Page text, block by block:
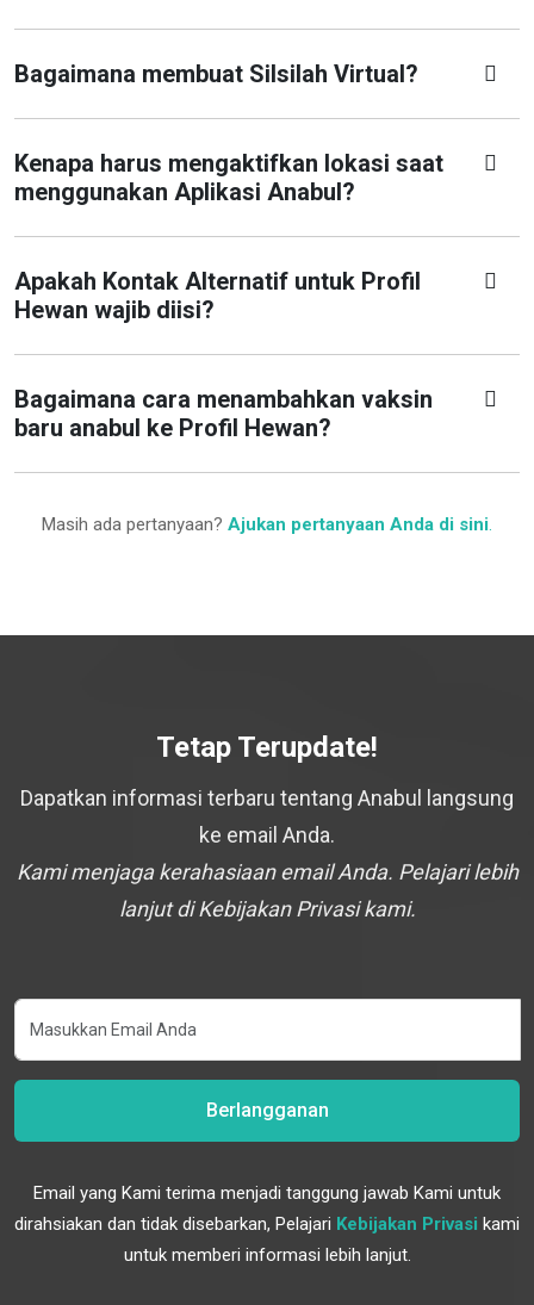
Bagaimana membuat Silsilah Virtual?
Kenapa harus mengaktifkan lokasi saat
menggunakan Aplikasi Anabul?
Apakah Kontak Alternatif untuk Profil
Hewan wajib diisi?
Bagaimana cara menambahkan vaksin
baru anabul ke Profil Hewan?
Masih ada pertanyaan? Ajukan pertanyaan Anda di sini.
Tetap Terupdate!
Dapatkan informasi terbaru tentang Anabul langsung
ke email Anda.
Kami menjaga kerahasiaan email Anda. Pelajari lebih
lanjut di Kebijakan Privasi kami.
Berlangganan
Email yang Kami terima menjadi tanggung jawab Kami untuk
dirahsiakan dan tidak disebarkan, Pelajari Kebijakan Privasi kami
untuk memberi informasi lebih lanjut.